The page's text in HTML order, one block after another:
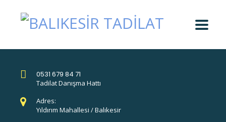
0531 679 84 71
Tadilat Danışma Hattı
Adres:
Yıldırım Mahallesi / Balıkesir